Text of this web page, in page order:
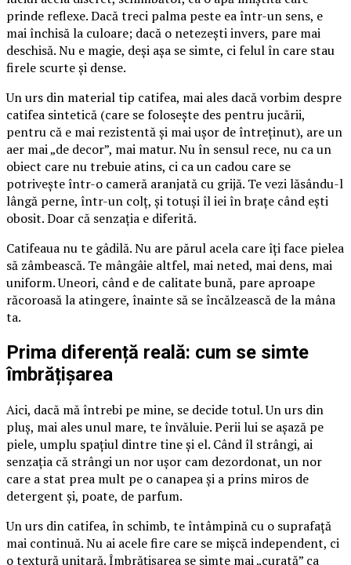
prinde reflexe. Dacă treci palma peste ea într-un sens, e
mai închisă la culoare; dacă o netezești invers, pare mai
deschisă. Nu e magie, deși așa se simte, ci felul în care stau
firele scurte și dense.
Un urs din material tip catifea, mai ales dacă vorbim despre
catifea sintetică (care se folosește des pentru jucării,
pentru că e mai rezistentă și mai ușor de întreținut), are un
aer mai „de decor”, mai matur. Nu în sensul rece, nu ca un
obiect care nu trebuie atins, ci ca un cadou care se
potrivește într-o cameră aranjată cu grijă. Te vezi lăsându-l
lângă perne, într-un colț, și totuși îl iei în brațe când ești
obosit. Doar că senzația e diferită.
Catifeaua nu te gâdilă. Nu are părul acela care îți face pielea
să zâmbească. Te mângâie altfel, mai neted, mai dens, mai
uniform. Uneori, când e de calitate bună, pare aproape
răcoroasă la atingere, înainte să se încălzească de la mâna
ta.
Prima diferență reală: cum se simte
îmbrățișarea
Aici, dacă mă întrebi pe mine, se decide totul. Un urs din
pluș, mai ales unul mare, te învăluie. Perii lui se așază pe
piele, umplu spațiul dintre tine și el. Când îl strângi, ai
senzația că strângi un nor ușor cam dezordonat, un nor
care a stat prea mult pe o canapea și a prins miros de
detergent și, poate, de parfum.
Un urs din catifea, în schimb, te întâmpină cu o suprafață
mai continuă. Nu ai acele fire care se mișcă independent, ci
o textură unitară. Îmbrățișarea se simte mai „curată” ca